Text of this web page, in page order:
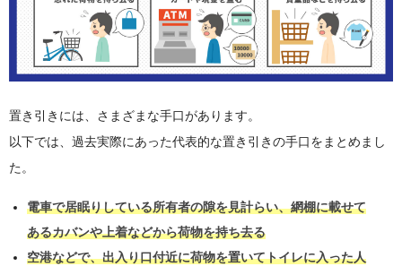
置き引きには、さまざまな手口があります。
以下では、過去実際にあった代表的な置き引きの手口をまとめまし
た。
電車で居眠りしている所有者の隙を見計らい、網棚に載せて
あるカバンや上着などから荷物を持ち去る
空港などで、出入り口付近に荷物を置いてトイレに入った人